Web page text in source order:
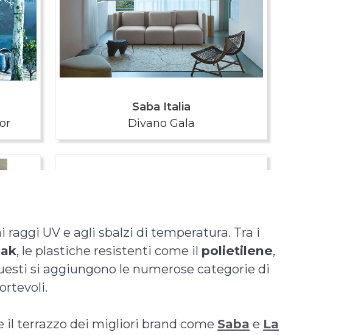
UV e agli sbalzi di temperatura. Tra i
, le plastiche resistenti come il polietilene,
si aggiungono le numerose categorie di
il terrazzo dei migliori brand come Saba e La